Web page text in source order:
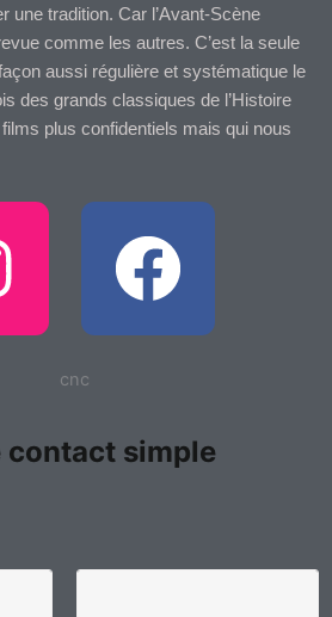
une tradition. Car l’Avant-Scène
comme les autres. C’est la seule
aussi régulière et systématique le
des grands classiques de l’Histoire
plus confidentiels mais qui nous
F
a
e
o
contact simple